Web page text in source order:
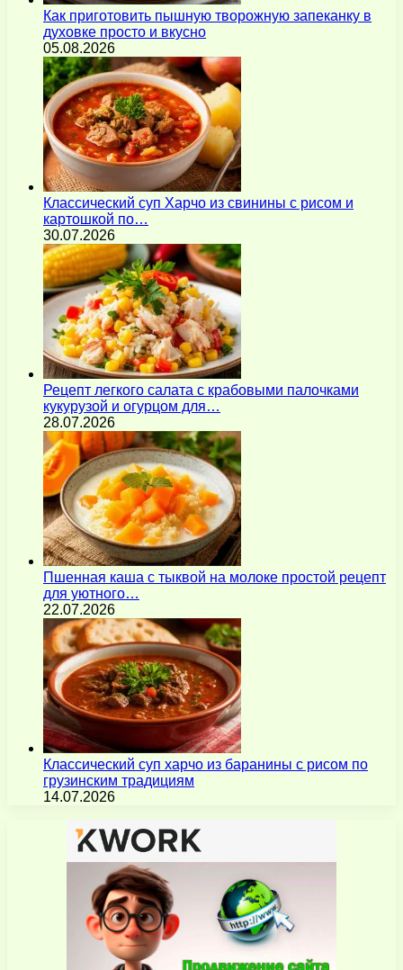
Как приготовить пышную творожную запеканку в
духовке просто и вкусно
05.08.2026
Классический суп Харчо из свинины с рисом и
картошкой по…
30.07.2026
Рецепт легкого салата с крабовыми палочками
кукурузой и огурцом для…
28.07.2026
Пшенная каша с тыквой на молоке простой рецепт
для уютного…
22.07.2026
Классический суп харчо из баранины с рисом по
грузинским традициям
14.07.2026